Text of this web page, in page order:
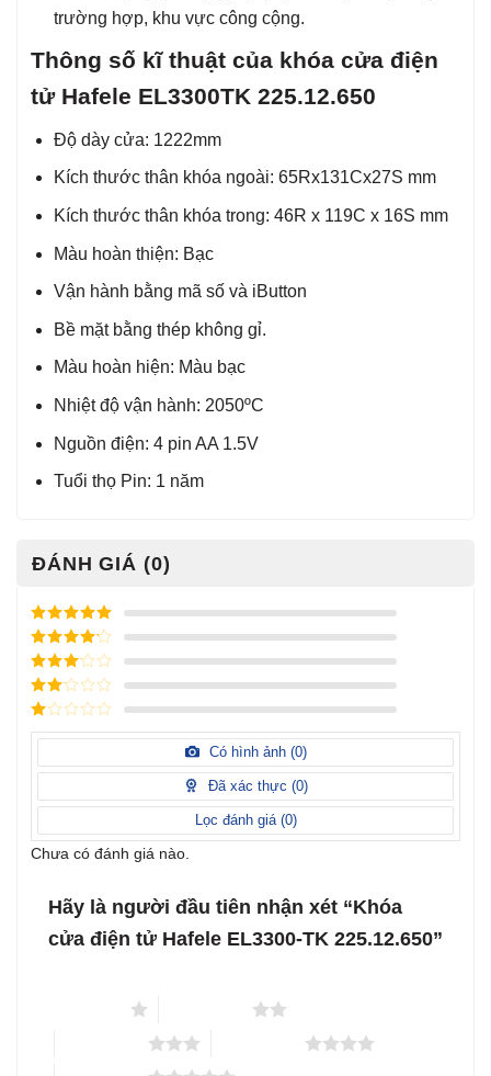
trường hợp, khu vực công cộng.
Thông số kĩ thuật của khóa cửa điện
tử Hafele EL3300TK 225.12.650
Độ dày cửa: 1222mm
Kích thước thân khóa ngoài: 65Rx131Cx27S mm
Kích thước thân khóa trong: 46R x 119C x 16S mm
Màu hoàn thiện: Bạc
Vận hành bằng mã số và iButton
Bề mặt bằng thép không gỉ.
Màu hoàn hiện: Màu bạc
Nhiệt độ vận hành: 2050ºC
Nguồn điện: 4 pin AA 1.5V
Tuổi thọ Pin: 1 năm
ĐÁNH GIÁ (0)
Được xếp
hạng
5
sao
Được xếp
hạng
sao
Được
xếp
hạng3
5 sao
Được
hạng
sao
Được
1
sao
Có hình ảnh (0)
Đã xác thực (0)
Lọc đánh giá (0)
Chưa có đánh giá nào.
Hãy là người đầu tiên nhận xét “Khóa
cửa điện tử Hafele EL3300-TK 225.12.650”